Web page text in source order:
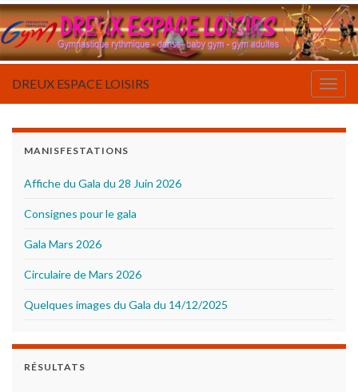
DREUX ESPACE LOISIRS
MANISFESTATIONS
Affiche du Gala du 28 Juin 2026
Consignes pour le gala
Gala Mars 2026
Circulaire de Mars 2026
Quelques images du Gala du 14/12/2025
RÉSULTATS